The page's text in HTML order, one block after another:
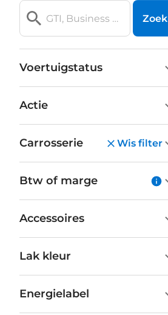
Zoek
Voertuigstatus
Actie
Carrosserie Wis filter
Btw of marge
Accessoires
Lak kleur
Energielabel